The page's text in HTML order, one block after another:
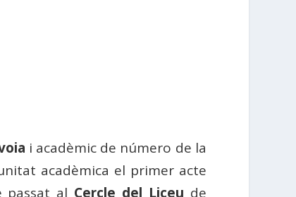
i acadèmic de número de la
acadèmica el primer acte
passat al Cercle del Liceu de